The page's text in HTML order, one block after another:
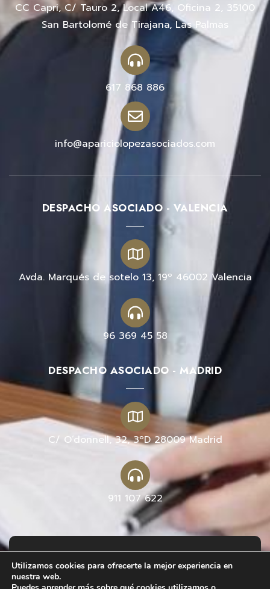
CC Capri, C/ Tauro 2, Local A46, Oficina 2, 35100
San Bartolomé de Tirajana, Las Palmas
617 868 886
info@apariciolopezasociados.com
DESPACHO ASOCIADO - VALENCIA
Avda. Marqués de sotelo 13, 19º 46002 Valencia
96 369 45 58
DESPACHO ASOCIADO - MADRID
C/ O’donnell, 32, 3ºD 28009 Madrid
911 107 622
Copyright 2026 – © Jorge Aparicio López ® –
Estrategia y defensa legal corporativa |Aviso
Utilizamos cookies para ofrecerte la mejor experiencia en
nuestra web.